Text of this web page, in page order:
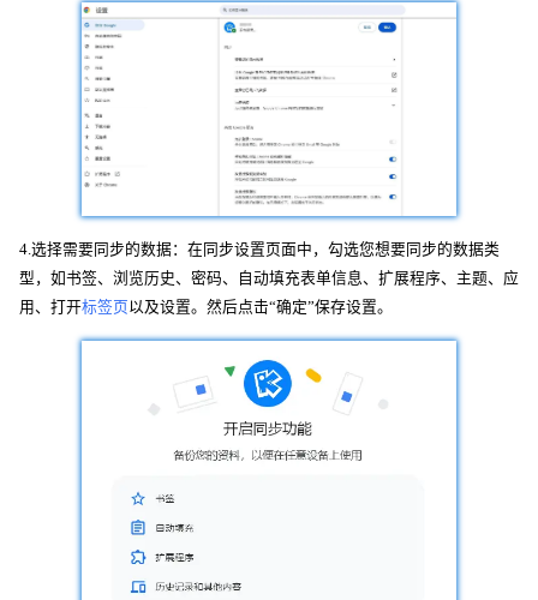
4.选择需要同步的数据：在同步设置页面中，勾选您想要同步的数据类
型，如书签、浏览历史、密码、自动填充表单信息、扩展程序、主题、应
用、打开标签页以及设置。然后点击“确定”保存设置。